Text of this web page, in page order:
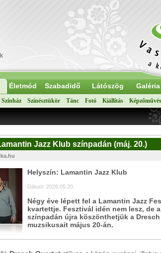
Életmód Szabadidő Látószög Galéria
Színház Színésztükör Tánc Fotó Kiállítás
Jazz Klub színpadán (máj. 20.)
Helyszín: Lamantin Jazz Klub
Dátum: 2026.05.20.
Négy éve lépett fel a Lamantin Jazz
kvartettje. Fesztivál idén nem lesz, de
színpadán újra köszönthetjük a
muzsikusait május 20-án.